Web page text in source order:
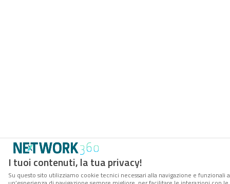
I tuoi contenuti, la tua privacy!
Su questo sito utilizziamo cookie tecnici necessari alla navigazione e